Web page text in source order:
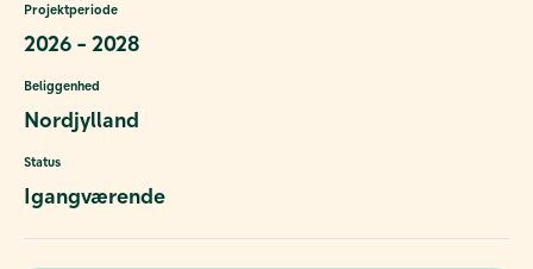
Projektperiode
2026 - 2028
Beliggenhed
Nordjylland
Status
Igangværende